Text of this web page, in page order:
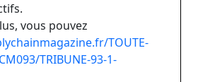
vous pouvez
TOUTE-
TRIBUNE-93-1-